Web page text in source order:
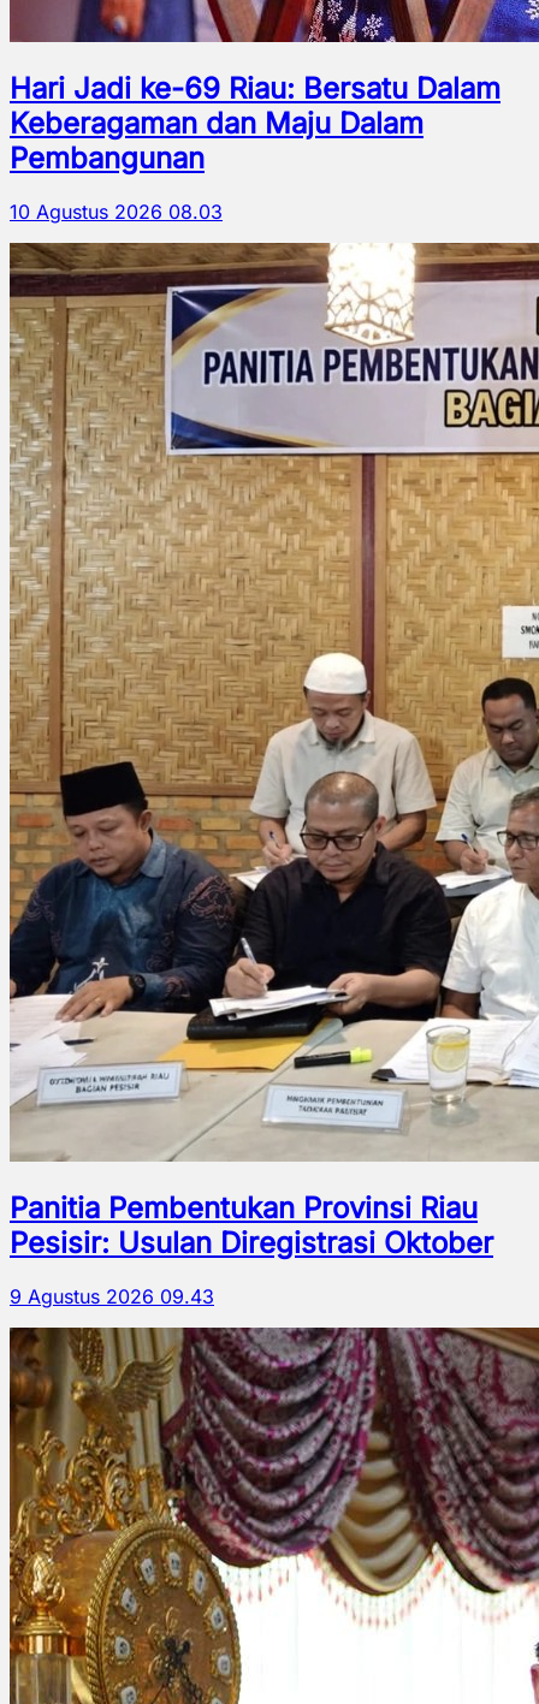
Hari Jadi ke-69 Riau: Bersatu Dalam
Keberagaman dan Maju Dalam
Pembangunan
10 Agustus 2026 08.03
Panitia Pembentukan Provinsi Riau
Pesisir: Usulan Diregistrasi Oktober
9 Agustus 2026 09.43